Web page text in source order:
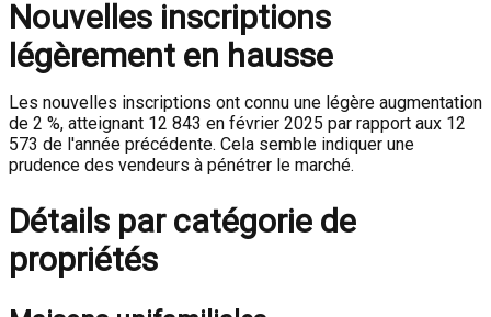
Nouvelles inscriptions
légèrement en hausse
Les nouvelles inscriptions ont connu une légère augmentation
de 2 %, atteignant 12 843 en février 2025 par rapport aux 12
573 de l'année précédente. Cela semble indiquer une
prudence des vendeurs à pénétrer le marché.
Détails par catégorie de
propriétés